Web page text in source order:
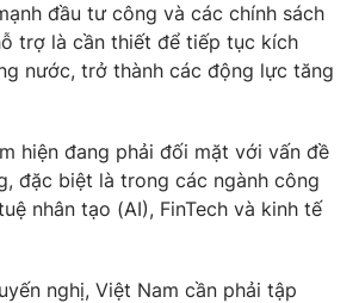
mọi hình thức nếu không có sự chấp
này.
đầu tư công và các chính sách
trợ là cần thiết để tiếp tục kích
nước, trở thành các động lực tăng
hiện đang phải đối mặt với vấn đề
đặc biệt là trong các ngành công
nhân tạo (AI), FinTech và kinh tế
nghị, Việt Nam cần phải tập